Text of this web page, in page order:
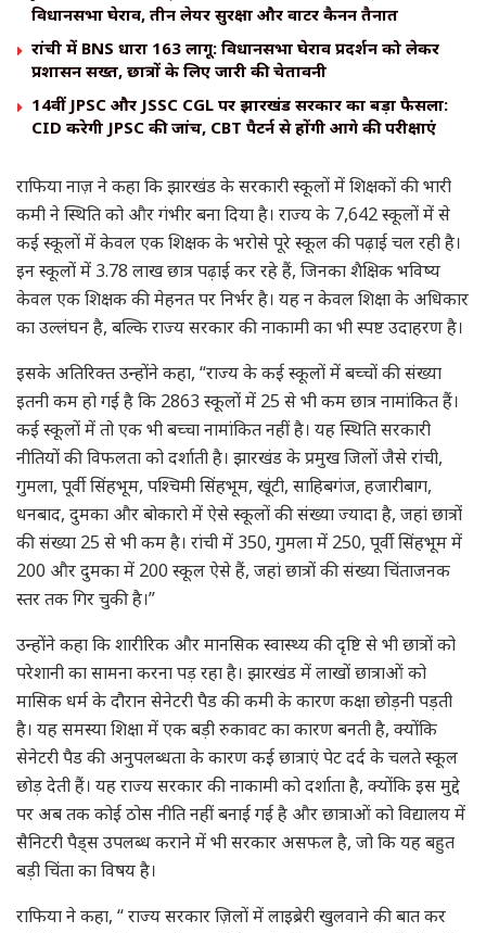
विधानसभा घेराव, तीन लेयर सुरक्षा और वाटर कैनन तैनात
रांची में BNS धारा 163 लागू: विधानसभा घेराव प्रदर्शन को लेकर
प्रशासन सख्त, छात्रों के लिए जारी की चेतावनी
14वीं JPSC और JSSC CGL पर झारखंड सरकार का बड़ा फैसला:
CID करेगी JPSC की जांच, CBT पैटर्न से होंगी आगे की परीक्षाएं
राफिया नाज़ ने कहा कि झारखंड के सरकारी स्कूलों में शिक्षकों की भारी
कमी ने स्थिति को और गंभीर बना दिया है। राज्य के 7,642 स्कूलों में से
कई स्कूलों में केवल एक शिक्षक के भरोसे पूरे स्कूल की पढ़ाई चल रही है।
इन स्कूलों में 3.78 लाख छात्र पढ़ाई कर रहे हैं, जिनका शैक्षिक भविष्य
केवल एक शिक्षक की मेहनत पर निर्भर है। यह न केवल शिक्षा के अधिकार
का उल्लंघन है, बल्कि राज्य सरकार की नाकामी का भी स्पष्ट उदाहरण है।
इसके अतिरिक्त उन्होंने कहा, “राज्य के कई स्कूलों में बच्चों की संख्या
इतनी कम हो गई है कि 2863 स्कूलों में 25 से भी कम छात्र नामांकित हैं।
कई स्कूलों में तो एक भी बच्चा नामांकित नहीं है। यह स्थिति सरकारी
नीतियों की विफलता को दर्शाती है। झारखंड के प्रमुख जिलों जैसे रांची,
गुमला, पूर्वी सिंहभूम, पश्चिमी सिंहभूम, खूंटी, साहिबगंज, हजारीबाग,
धनबाद, दुमका और बोकारो में ऐसे स्कूलों की संख्या ज्यादा है, जहां छात्रों
की संख्या 25 से भी कम है। रांची में 350, गुमला में 250, पूर्वी सिंहभूम में
200 और दुमका में 200 स्कूल ऐसे हैं, जहां छात्रों की संख्या चिंताजनक
स्तर तक गिर चुकी है।”
उन्होंने कहा कि शारीरिक और मानसिक स्वास्थ्य की दृष्टि से भी छात्रों को
परेशानी का सामना करना पड़ रहा है। झारखंड में लाखों छात्राओं को
मासिक धर्म के दौरान सेनेटरी पैड की कमी के कारण कक्षा छोड़नी पड़ती
है। यह समस्या शिक्षा में एक बड़ी रुकावट का कारण बनती है, क्योंकि
सेनेटरी पैड की अनुपलब्धता के कारण कई छात्राएं पेट दर्द के चलते स्कूल
छोड़ देती हैं। यह राज्य सरकार की नाकामी को दर्शाता है, क्योंकि इस मुद्दे
पर अब तक कोई ठोस नीति नहीं बनाई गई है और छात्राओं को विद्यालय में
सैनिटरी पैड्स उपलब्ध कराने में भी सरकार असफल है, जो कि यह बहुत
बड़ी चिंता का विषय है।
राफिया ने कहा, “ राज्य सरकार ज़िलों में लाइब्रेरी खुलवाने की बात कर